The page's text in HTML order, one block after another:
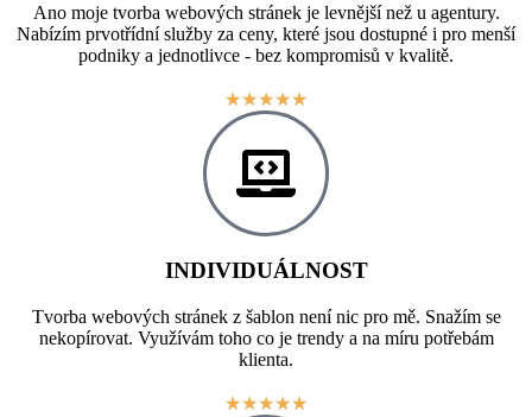
Ano moje tvorba webových stránek je levnější než u agentury.
Nabízím prvotřídní služby za ceny, které jsou dostupné i pro menší
podniky a jednotlivce - bez kompromisů v kvalitě.
★★★★★
INDIVIDUÁLNOST
Tvorba webových stránek z šablon není nic pro mě. Snažím se
nekopírovat. Využívám toho co je trendy a na míru potřebám
klienta.
★★★★★